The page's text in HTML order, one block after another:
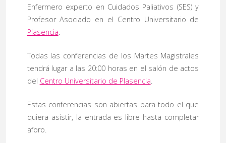
Enfermero experto en Cuidados Paliativos (SES) y
Profesor Asociado en el Centro Universitario de
Plasencia.
Todas las conferencias de los Martes Magistrales
tendrá lugar a las 20:00 horas en el salón de actos
del Centro Universitario de Plasencia.
Estas conferencias son abiertas para todo el que
quiera asistir, la entrada es libre hasta completar
aforo.